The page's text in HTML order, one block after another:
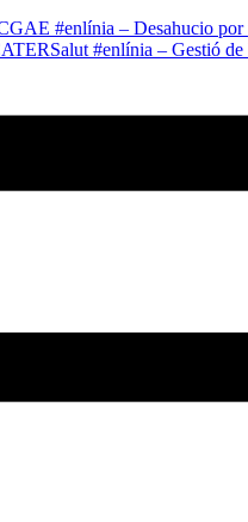
#enlínia – Desahucio por
#enlínia – Gestió de